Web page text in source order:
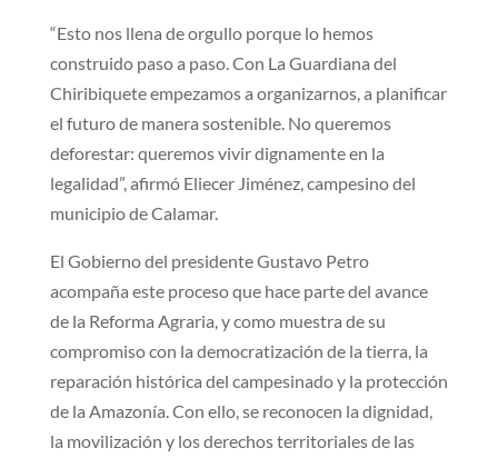
“Esto nos llena de orgullo porque lo hemos
construido paso a paso. Con La Guardiana del
Chiribiquete empezamos a organizarnos, a planificar
el futuro de manera sostenible. No queremos
deforestar: queremos vivir dignamente en la
legalidad”, afirmó Eliecer Jiménez, campesino del
municipio de Calamar.
El Gobierno del presidente Gustavo Petro
acompaña este proceso que hace parte del avance
de la Reforma Agraria, y como muestra de su
compromiso con la democratización de la tierra, la
reparación histórica del campesinado y la protección
de la Amazonía. Con ello, se reconocen la dignidad,
la movilización y los derechos territoriales de las